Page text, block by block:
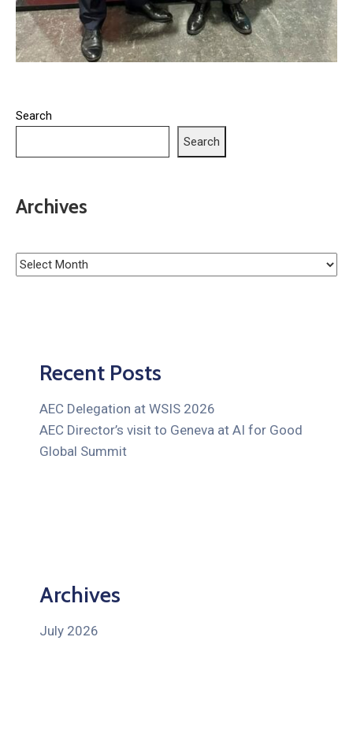
Search
Search
Archives
Recent Posts
AEC Delegation at WSIS 2026
AEC Director’s visit to Geneva at AI for Good
Global Summit
Archives
July 2026